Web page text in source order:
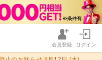
会員登録 ログイン